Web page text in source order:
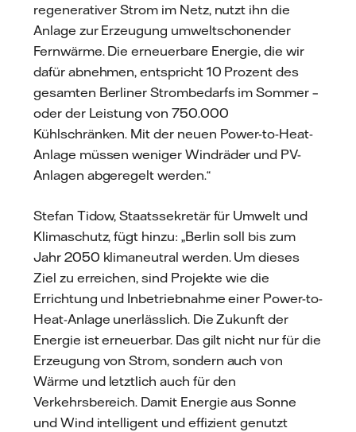
regenerativer Strom im Netz, nutzt ihn die
Anlage zur Erzeugung umweltschonender
Fernwärme. Die erneuerbare Energie, die wir
dafür abnehmen, entspricht 10 Prozent des
gesamten Berliner Strombedarfs im Sommer –
oder der Leistung von 750.000
Kühlschränken. Mit der neuen Power-to-Heat-
Anlage müssen weniger Windräder und PV-
Anlagen abgeregelt werden.“
Stefan Tidow, Staatssekretär für Umwelt und
Klimaschutz, fügt hinzu: „Berlin soll bis zum
Jahr 2050 klimaneutral werden. Um dieses
Ziel zu erreichen, sind Projekte wie die
Errichtung und Inbetriebnahme einer Power-to-
Heat-Anlage unerlässlich. Die Zukunft der
Energie ist erneuerbar. Das gilt nicht nur für die
Erzeugung von Strom, sondern auch von
Wärme und letztlich auch für den
Verkehrsbereich. Damit Energie aus Sonne
und Wind intelligent und effizient genutzt